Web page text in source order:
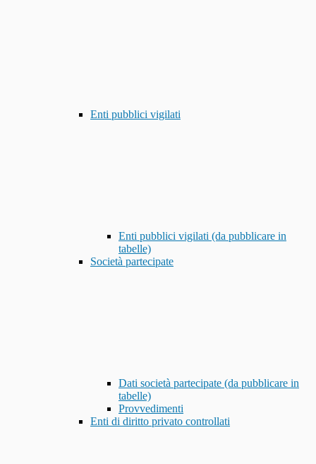
Enti pubblici vigilati
Enti pubblici vigilati (da pubblicare in
tabelle)
Società partecipate
Dati società partecipate (da pubblicare in
tabelle)
Provvedimenti
Enti di diritto privato controllati